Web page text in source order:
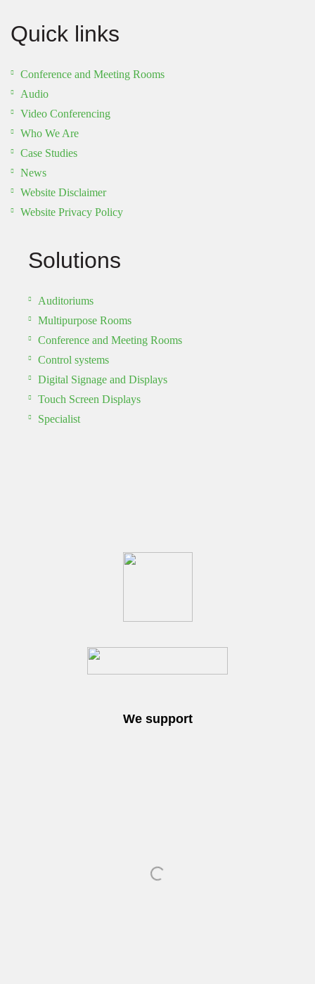
Quick links
Conference and Meeting Rooms
Audio
Video Conferencing
Who We Are
Case Studies
News
Website Disclaimer
Website Privacy Policy
Solutions
Auditoriums
Multipurpose Rooms
Conference and Meeting Rooms
Control systems
Digital Signage and Displays
Touch Screen Displays
Specialist
We support